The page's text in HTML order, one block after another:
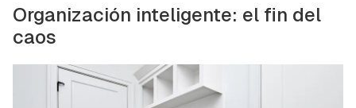
Organización inteligente: el fin del
caos